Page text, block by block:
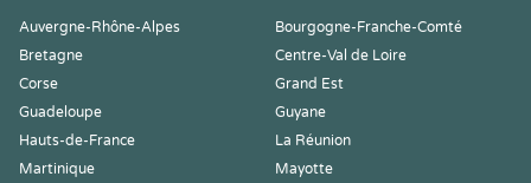
Auvergne-Rhône-Alpes
Bourgogne-Franche-Comté
Bretagne
Centre-Val de Loire
Corse
Grand Est
Guadeloupe
Guyane
Hauts-de-France
La Réunion
Martinique
Mayotte